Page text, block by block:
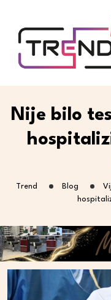
Nije bilo
Trend Blog